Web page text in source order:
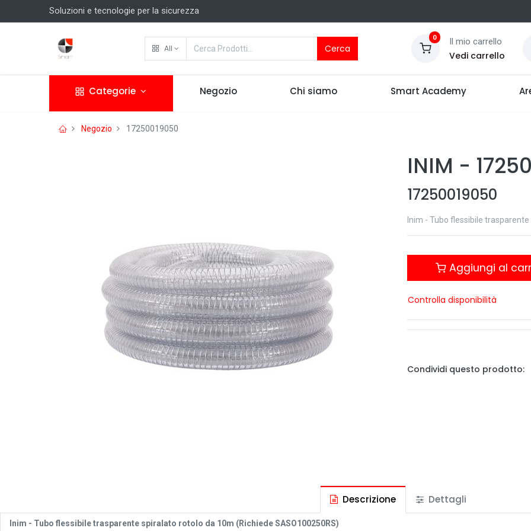
Soluzioni e tecnologie per la sicurezza
All Cerca
0 Il mio carrello
Vedi carrello
Categorie Negozio Chi siamo Smart Academy
Negozio 17250019050
INIM -
17250019050
Inim - Tubo flessibile
Aggiungi al
Controlla disponibilità
Condividi questo prodotto:
Descrizione Dettagli
Inim - Tubo flessibile trasparente spiralato rotolo da 10m (Richiede SASO100250RS)